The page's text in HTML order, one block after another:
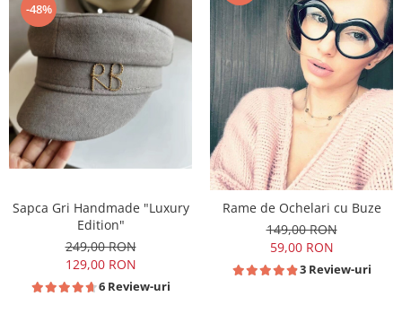
-48%
Sapca Gri Handmade "Luxury
Edition"
249,00 RON
129,00 RON
6 Review-uri
Rame de Ochelari cu Buze
149,00 RON
59,00 RON
3 Review-uri